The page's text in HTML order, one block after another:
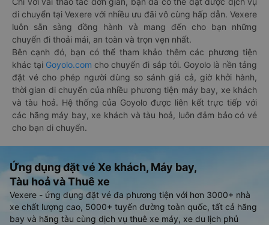
di chuyển tại Vexere với nhiều ưu đãi vô cùng hấp dẫn. Vexere
luôn sẵn sàng đồng hành và mang đến cho bạn những
chuyến đi thoải mái, an toàn và trọn vẹn nhất.
Bên cạnh đó, bạn có thể tham khảo thêm các phương tiện
khác tại Goyolo.com cho chuyến đi sắp tới. Goyolo là nền tảng
đặt vé cho phép người dùng so sánh giá cả, giờ khởi hành,
thời gian di chuyển của nhiều phương tiện máy bay, xe khách
và tàu hoả. Hệ thống của Goyolo được liên kết trực tiếp với
các hãng máy bay, xe khách và tàu hoả, luôn đảm bảo có vé
cho bạn di chuyển.
Ứng dụng đặt vé Xe khách, Máy bay,
Tàu hoả và Thuê xe
Vexere - ứng dụng đặt vé đa phương tiện với hơn 3000+ nhà
xe chất lượng cao, 5000+ tuyến đường toàn quốc, tất cả hãng
bay và hãng tàu cùng dịch vụ thuê xe máy, xe du lịch phủ